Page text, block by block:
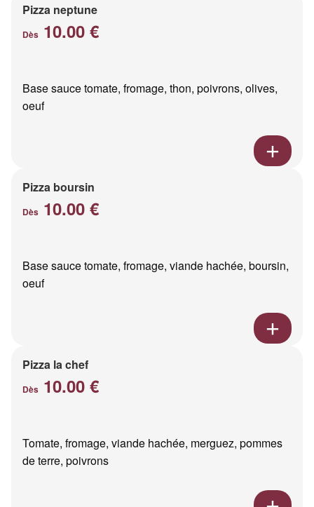
Pizza neptune
Dès 10.00 €
Base sauce tomate, fromage, thon, poivrons, olives,
oeuf
Pizza boursin
Dès 10.00 €
Base sauce tomate, fromage, viande hachée, boursin,
oeuf
Pizza la chef
Dès 10.00 €
Tomate, fromage, viande hachée, merguez, pommes
de terre, poivrons